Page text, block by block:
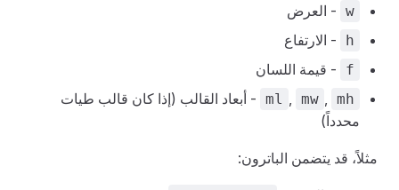
w - العرض
h - الارتفاع
f - قيمة اللسان
ml , mw , mh
- أبعاد القالب (إذا كان قالب طيات
محدداً)
مثلاً، قد يتضمن الباترون: